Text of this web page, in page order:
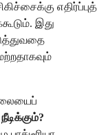
எதிர்ப்புத்
இது